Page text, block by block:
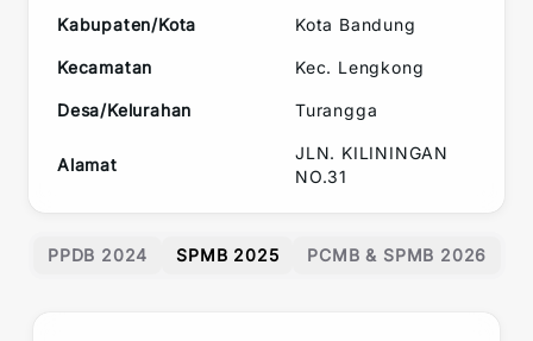
Kabupaten/Kota Kota Bandung
Kecamatan Kec. Lengkong
Desa/Kelurahan Turangga
Alamat
JLN. KILININGAN
NO.31
PPDB 2024 SPMB 2025 PCMB & SPMB 2026